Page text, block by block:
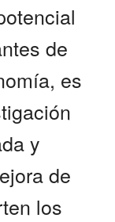
de
es
y
de
los